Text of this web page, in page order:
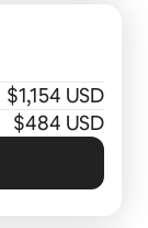
$1,154 USD
$484 USD